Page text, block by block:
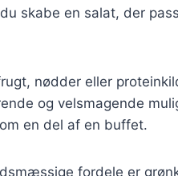
skabe en salat, der
nødder eller
og velsmagende
en del af en buffet.
fordele er